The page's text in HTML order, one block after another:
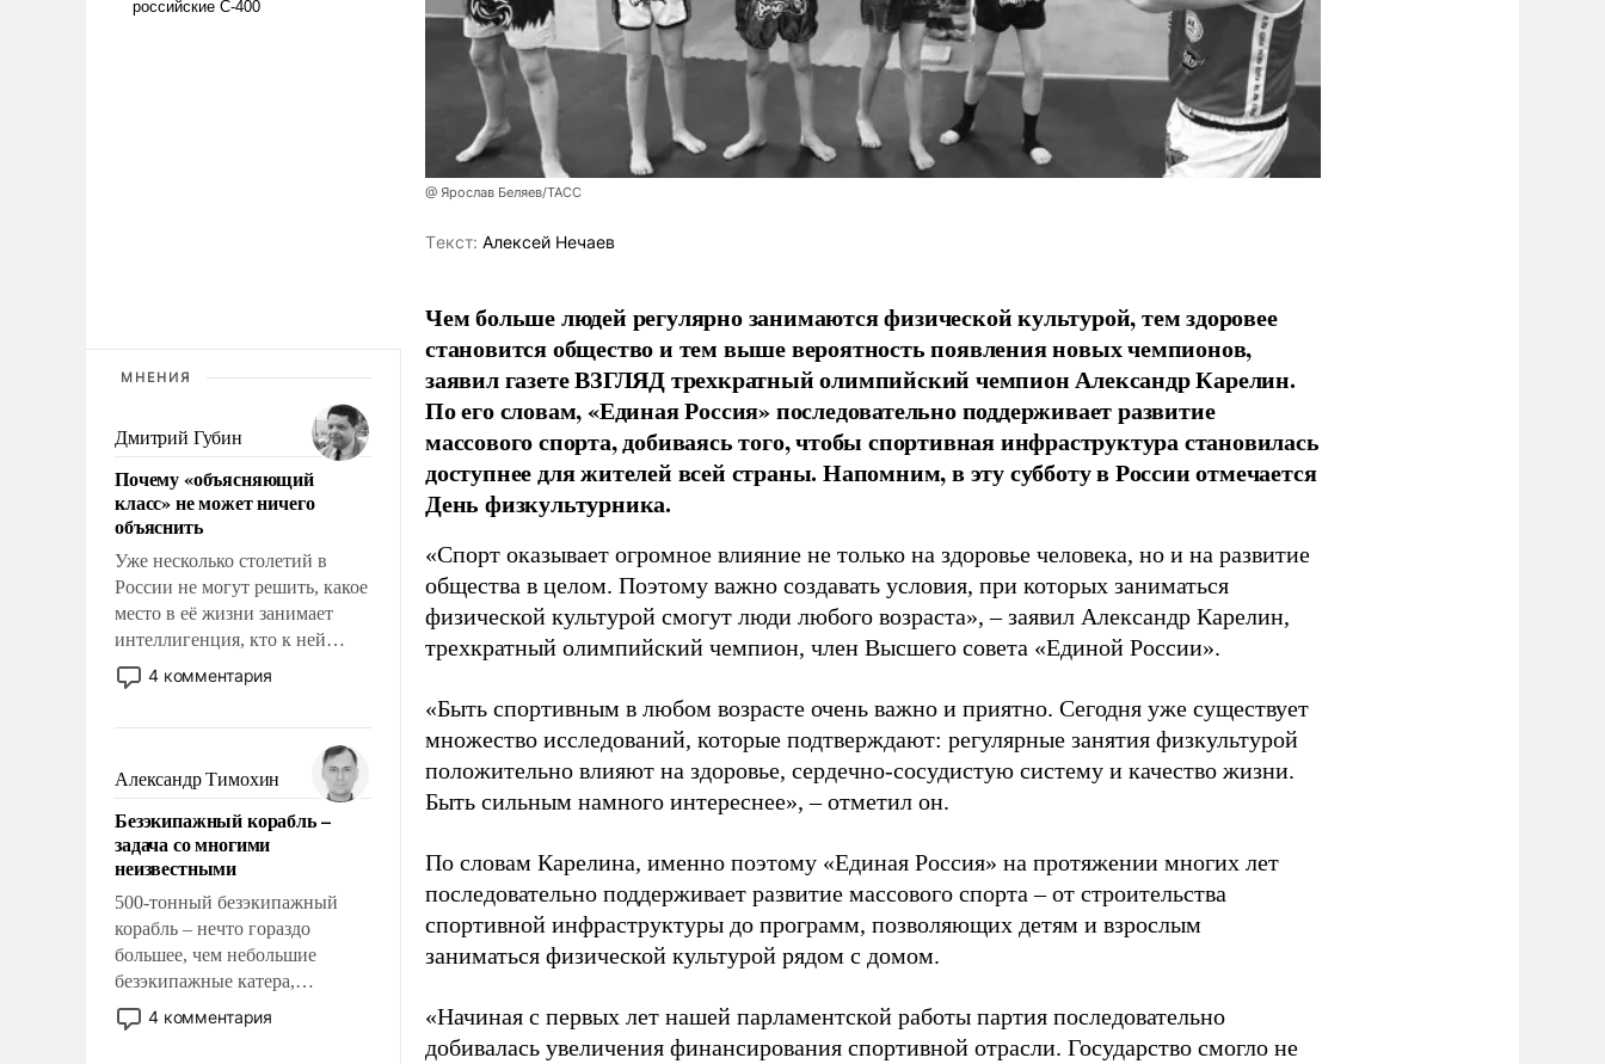
МНЕНИЯ
Дмитрий Губин
Почему «объясняющий
класс» не может ничего
объяснить
Уже несколько столетий в
России не могут решить, какое
место в её жизни занимает
интеллигенция, кто к ней
принадлежит, а кого из неё
исключили с правом
чем она отличается от просто
образованных людей. Иногда
казалось, что эти вопросы
решены раз и навсегда, но –
нет, не решены.
4 комментария
Александр Тимохин
Безэкипажный корабль –
задача со многими
неизвестными
500-тонный безэкипажный
корабль – нечто гораздо
большее, чем небольшие
безэкипажные катера,
применение которых уже
стало обыденностью. Задача по
4 комментария
@ Ярослав Беляев/ТАСС
Tекст: Алексей Нечаев
Чем больше людей регулярно занимаются физической культурой, тем здоровее
становится общество и тем выше вероятность появления новых чемпионов,
заявил газете ВЗГЛЯД трехкратный олимпийский чемпион Александр Карелин.
По его словам, «Единая Россия» последовательно поддерживает развитие
массового спорта, добиваясь того, чтобы спортивная инфраструктура становилась
доступнее для жителей всей страны. Напомним, в эту субботу в России отмечается
День физкультурника.
«Спорт оказывает огромное влияние не только на здоровье человека, но и на развитие
общества в целом. Поэтому важно создавать условия, при которых заниматься
физической культурой смогут люди любого возраста», – заявил Александр Карелин,
трехкратный олимпийский чемпион, член Высшего совета «Единой России».
«Быть спортивным в любом возрасте очень важно и приятно. Сегодня уже существует
множество исследований, которые подтверждают: регулярные занятия физкультурой
положительно влияют на здоровье, сердечно-сосудистую систему и качество жизни.
Быть сильным намного интереснее», – отметил он.
По словам Карелина, именно поэтому «Единая Россия» на протяжении многих лет
последовательно поддерживает развитие массового спорта – от строительства
спортивной инфраструктуры до программ, позволяющих детям и взрослым
заниматься физической культурой рядом с домом.
«Начиная с первых лет нашей парламентской работы партия последовательно
добивалась увеличения финансирования спортивной отрасли. Государство смогло не